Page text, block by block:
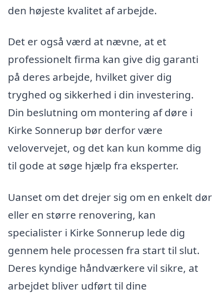
den højeste kvalitet af arbejde.
Det er også værd at nævne, at et
professionelt firma kan give dig garanti
på deres arbejde, hvilket giver dig
tryghed og sikkerhed i din investering.
Din beslutning om montering af døre i
Kirke Sonnerup bør derfor være
velovervejet, og det kan kun komme dig
til gode at søge hjælp fra eksperter.
Uanset om det drejer sig om en enkelt dør
eller en større renovering, kan
specialister i Kirke Sonnerup lede dig
gennem hele processen fra start til slut.
Deres kyndige håndværkere vil sikre, at
arbejdet bliver udført til dine